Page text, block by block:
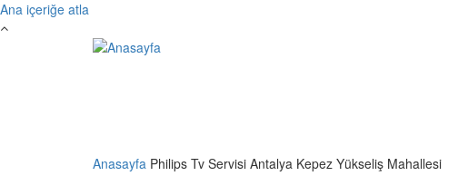
Ana içeriğe atla
Anasayfa Philips Tv Servisi Antalya Kepez Yükseliş Mahallesi